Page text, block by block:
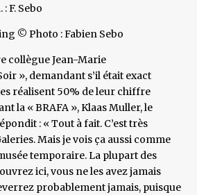
F. Sebo
© Photo : Fabien Sebo
collègue Jean-Marie
», demandant s’il était exact
réalisent 50% de leur chiffre
la « BRAFA », Klaas Muller, le
: « Tout à fait. C’est très
Mais je vois ça aussi comme
temporaire. La plupart des
ici, vous ne les avez jamais
probablement jamais, puisque